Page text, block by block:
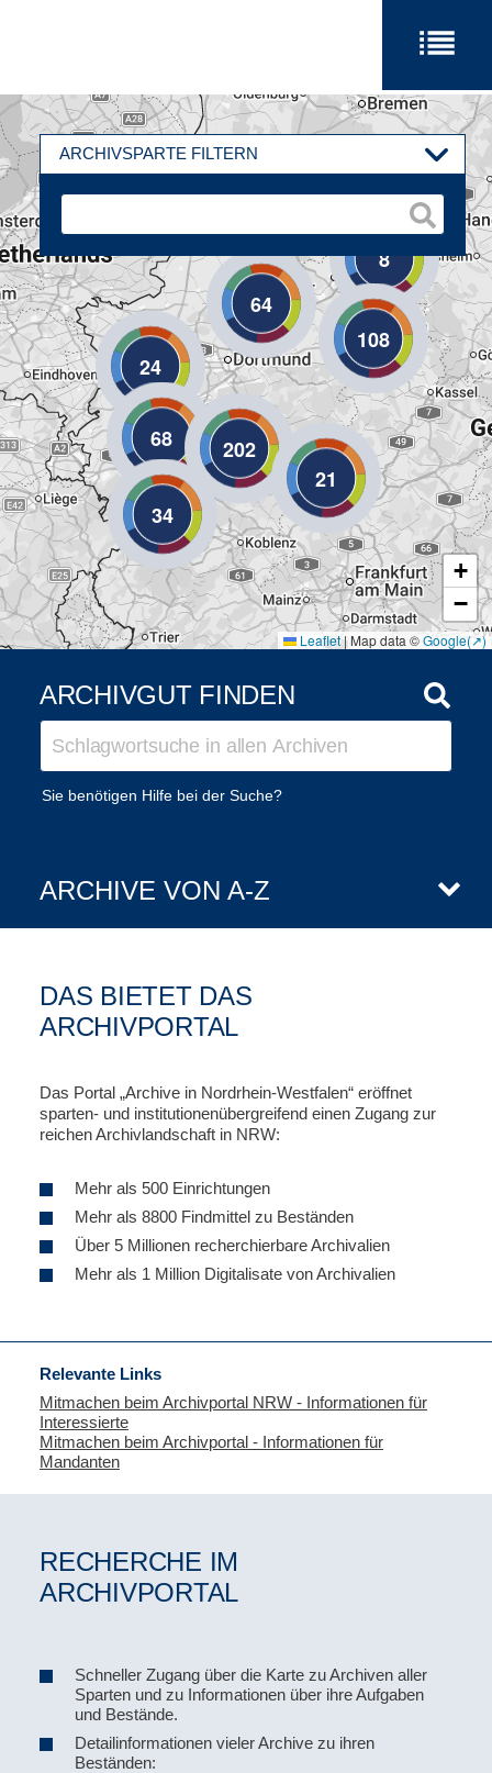
ARCHIVGUT FINDEN
Sie benötigen Hilfe bei der Suche?
ARCHIVSPARTE FILTERN
8
24
21
34
64
68
108
202
+
−
Leaflet|Map data ©Google
ARCHIVE VON A-Z
DAS BIETET DAS
ARCHIVPORTAL
Das Portal „Archive in Nordrhein-Westfalen“ eröffnet
sparten- und institutionenübergreifend einen Zugang zur
reichen Archivlandschaft in NRW:
Mehr als 500 Einrichtungen
Mehr als 8800 Findmittel zu Beständen
Über 5 Millionen recherchierbare Archivalien
Mehr als 1 Million Digitalisate von Archivalien
Relevante Links
Mitmachen beim Archivportal NRW - Informationen für
Interessierte
Mitmachen beim Archivportal - Informationen für
Mandanten
RECHERCHE IM
ARCHIVPORTAL
Schneller Zugang über die Karte zu Archiven aller
Sparten und zu Informationen über ihre Aufgaben
und Bestände.
Detailinformationen vieler Archive zu ihren
Beständen: